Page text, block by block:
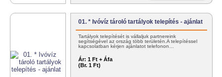
01. * Ivóvíz tároló tartályok telepítés - ajánlat
Tartályok telepítését is vállaljuk partnereink
segítségével az ország több területén.A telepítéssel
kapcsolatban kérjen ajánlatot telefonon…
Ár: 1 Ft + Áfa
(Br. 1 Ft)